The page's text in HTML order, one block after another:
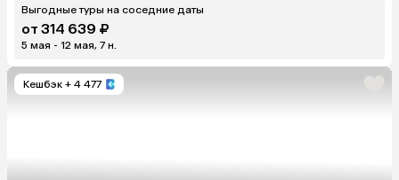
Выгодные туры на соседние даты
от 314 639 ₽
5 мая - 12 мая, 7 н.
Кешбэк + 4 477